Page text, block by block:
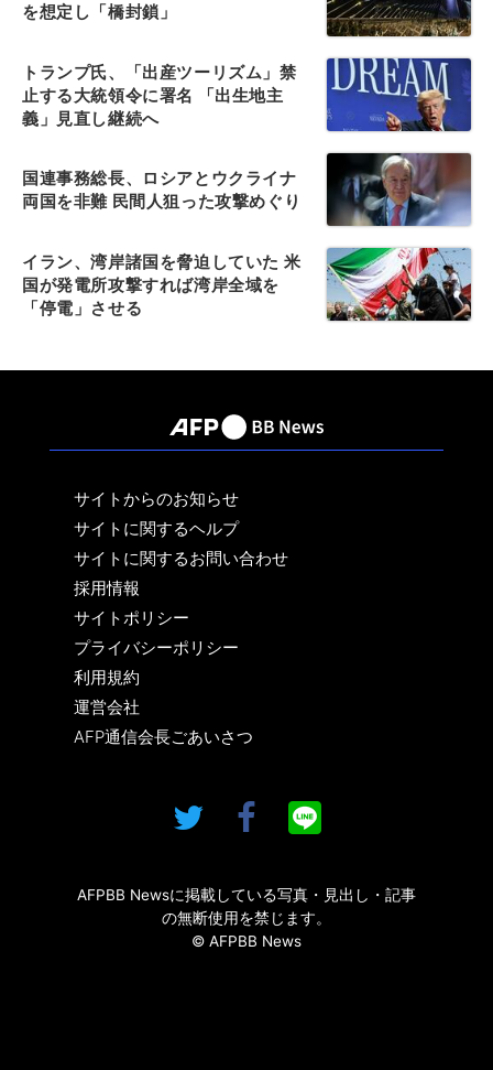
を想定し「橋封鎖」
トランプ氏、「出産ツーリズム」禁
止する大統領令に署名 「出生地主
義」見直し継続へ
国連事務総長、ロシアとウクライナ
両国を非難 民間人狙った攻撃めぐり
イラン、湾岸諸国を脅迫していた 米
国が発電所攻撃すれば湾岸全域を
「停電」させる
サイトからのお知らせ
サイトに関するヘルプ
サイトに関するお問い合わせ
採用情報
サイトポリシー
プライバシーポリシー
利用規約
運営会社
AFP通信会長ごあいさつ
AFPBB Newsに掲載している写真・見出し・記事
の無断使用を禁じます。
© AFPBB News